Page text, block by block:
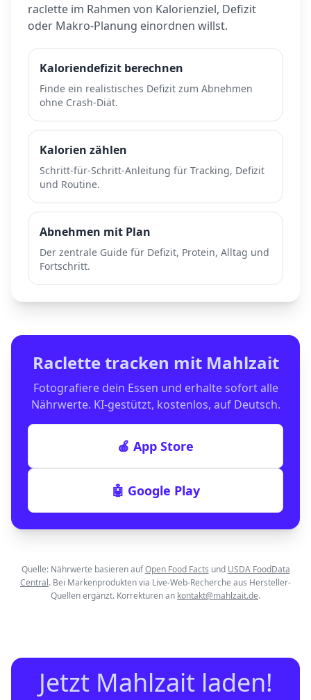
raclette im Rahmen von Kalorienziel, Defizit
oder Makro-Planung einordnen willst.
Kaloriendefizit berechnen
Finde ein realistisches Defizit zum Abnehmen
ohne Crash-Diät.
Kalorien zählen
Schritt-für-Schritt-Anleitung für Tracking, Defizit
und Routine.
Abnehmen mit Plan
Der zentrale Guide für Defizit, Protein, Alltag und
Fortschritt.
Raclettetracken mit Mahlzait
Fotografiere dein Essen und erhalte sofort alle
Nährwerte. KI-gestützt, kostenlos, auf Deutsch.
🍎 App Store
🤖 Google Play
Quelle: Nährwerte basieren auf Open Food Facts und USDA FoodData
Central. Bei Markenprodukten via Live-Web-Recherche aus Hersteller-
Quellen ergänzt. Korrekturen an kontakt@mahlzait.de.
Jetzt Mahlzait laden!